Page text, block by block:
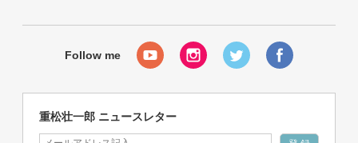
重松壮一郎 ニュースレター